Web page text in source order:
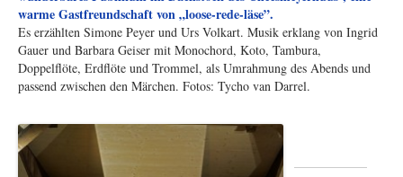
warme Gastfreundschaft von „loose-rede-läse”.
Es erzählten Simone Peyer und Urs Volkart. Musik erklang von Ingrid
Gauer und Barbara Geiser mit Monochord, Koto, Tambura,
Doppelflöte, Erdflöte und Trommel, als Umrahmung des Abends und
passend zwischen den Märchen. Fotos: Tycho van Darrel.